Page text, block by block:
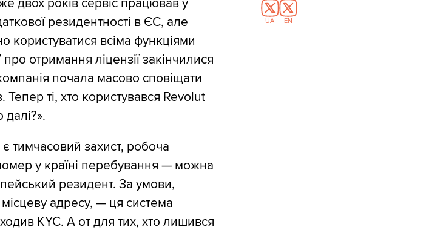
двох років сервіс працював у
резидентності в ЄС, але
користуватися всіма функціями
отримання ліцензії закінчилися
почала масово сповіщати
Тепер ті, хто користувався Revolut
тимчасовий захист, робоча
у країні перебування — можна
резидент. За умови,
адресу, — ця система
KYC. А от для тих, хто лишився
UA EN